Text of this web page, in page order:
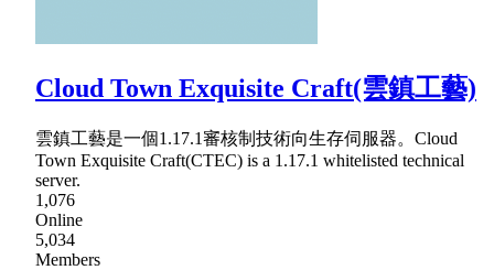
Cloud Town Exquisite Craft(雲鎮工藝)
雲鎮工藝是一個1.17.1審核制技術向生存伺服器。Cloud
Town Exquisite Craft(CTEC) is a 1.17.1 whitelisted technical
server.
1,076
Online
5,034
Members